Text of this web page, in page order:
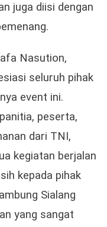
juga diisi dengan
Nasution,
seluruh pihak
event ini.
peserta,
dari TNI,
kegiatan berjalan
kepada pihak
Sialang
yang sangat